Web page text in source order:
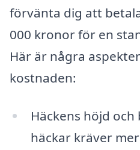
förvänta dig att
000 kronor för en
Här är några
kostnaden:
Häckens höjd
häckar kräver